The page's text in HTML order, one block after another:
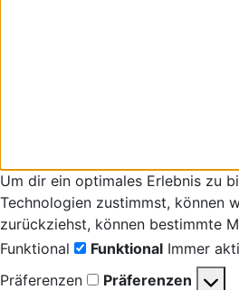
Um dir ein optimales Erlebnis zu
Technologien zustimmst, können
zurückziehst, können bestimmte
Funktional
Funktional Immer
Präferenzen
Präferenzen